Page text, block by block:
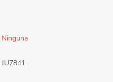
Ninguna
JU7841